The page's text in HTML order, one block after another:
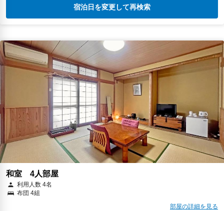
宿泊日を変更して再検索
和室 4人部屋
利用人数 4名
布団 4組
部屋の詳細を見る